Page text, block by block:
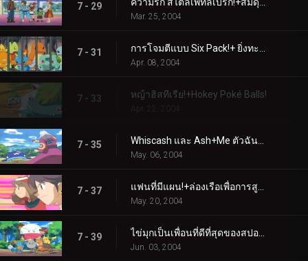
7 - 29
Mar. 25, 2004
7 - 31
Apr. 08, 2004
7 - 33 หญ้าฮิสทีเรีย!+Hokey Poké Balls!
Apr. 22, 2004
7 - 35
May. 06, 2004
7 - 37
May. 20, 2004
7 - 39
Jun. 03, 2004